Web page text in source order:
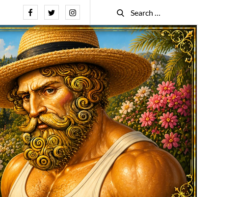
FacebookTwitterInstagram
Search
for:
Search